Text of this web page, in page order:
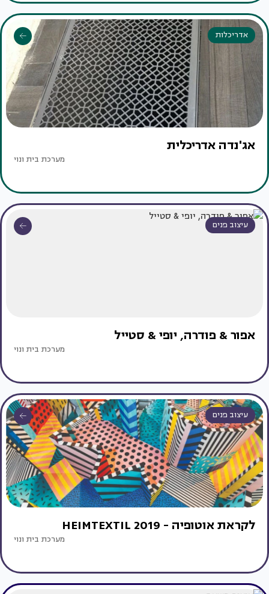
אדריכלות
אג'נדה אדריכלית
מערכת בית ונוי
עיצוב פנים
אפור & פודרה, יופי & סטייל
מערכת בית ונוי
עיצוב פנים
לקראת אוטופיה - 2019 HEIMTEXTIL
מערכת בית ונוי